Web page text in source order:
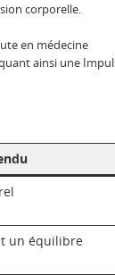
corporelle.
en médecine
ainsi une
un équilibre